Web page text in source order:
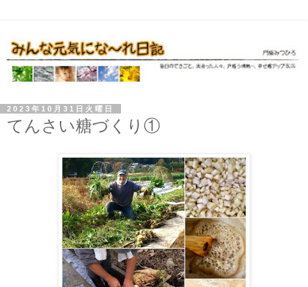
2023年10月31日火曜日
てんさい糖づくり①